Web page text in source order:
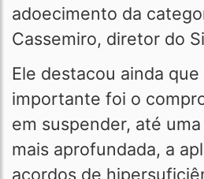
adoecimento da
Cassemiro, diretor do
Ele destacou ainda que
importante foi o
em suspender, até
mais aprofundada, a
acordos de